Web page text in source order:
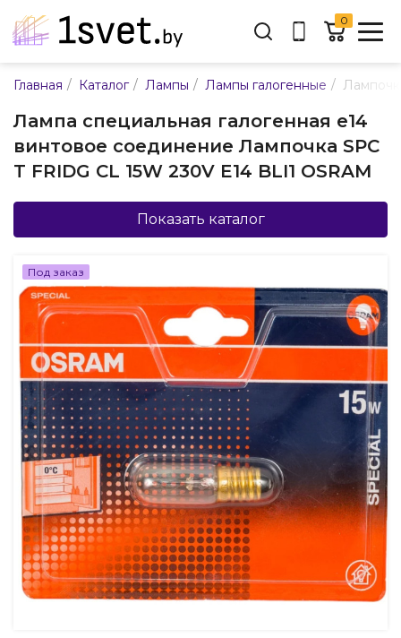
Адрес:
Время работы:
Пн-пт с 9:00 до 17:30
E-mail:
+375(29) 361-04-00
0
Главная / Каталог / Лампы / Лампы галогенные /
Лампа специальная галогенная е14
винтовое соединение Лампочка SPC
T FRIDG CL 15W 230V E14 BLI1 OSRAM
Показать каталог
Под заказ